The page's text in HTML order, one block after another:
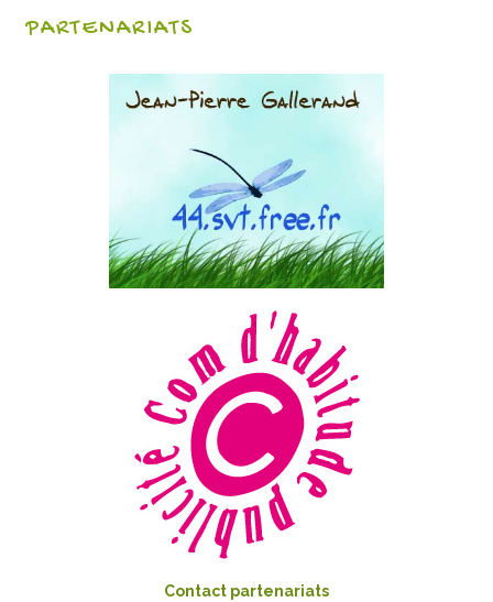
PARTENARIATS
Contact partenariats